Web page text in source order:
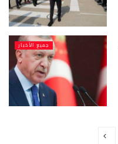
جميع الأخبار